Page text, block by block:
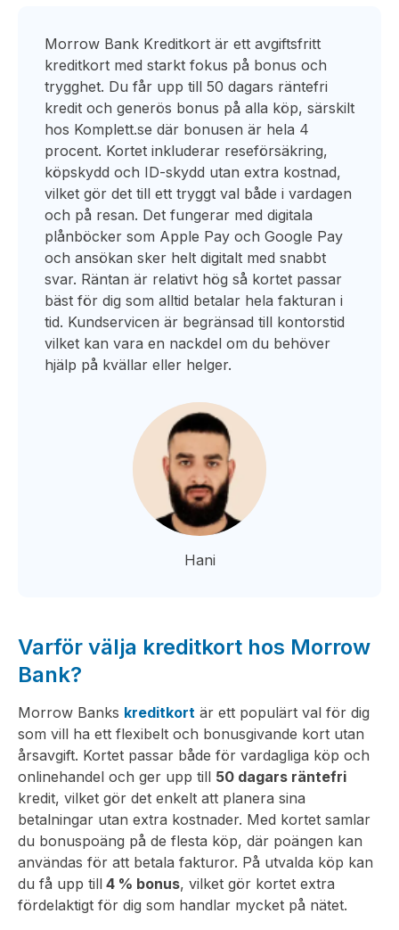
Morrow Bank Kreditkort är ett avgiftsfritt
kreditkort med starkt fokus på bonus och
trygghet. Du får upp till 50 dagars räntefri
kredit och generös bonus på alla köp, särskilt
hos Komplett.se där bonusen är hela 4
procent. Kortet inkluderar reseförsäkring,
köpskydd och ID-skydd utan extra kostnad,
vilket gör det till ett tryggt val både i vardagen
och på resan. Det fungerar med digitala
plånböcker som Apple Pay och Google Pay
och ansökan sker helt digitalt med snabbt
svar. Räntan är relativt hög så kortet passar
bäst för dig som alltid betalar hela fakturan i
tid. Kundservicen är begränsad till kontorstid
vilket kan vara en nackdel om du behöver
hjälp på kvällar eller helger.
Hani
Varför välja kreditkort hos Morrow
Bank?
Morrow Banks kreditkort är ett populärt val för dig
som vill ha ett flexibelt och bonusgivande kort utan
årsavgift. Kortet passar både för vardagliga köp och
onlinehandel och ger upp till 50 dagars räntefri
kredit, vilket gör det enkelt att planera sina
betalningar utan extra kostnader. Med kortet samlar
du bonuspoäng på de flesta köp, där poängen kan
användas för att betala fakturor. På utvalda köp kan
du få upp till 4 % bonus, vilket gör kortet extra
fördelaktigt för dig som handlar mycket på nätet.